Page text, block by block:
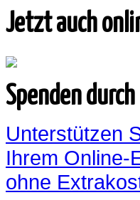
Jetzt auch
Spenden
Unterstützen
Ihrem Online-
ohne